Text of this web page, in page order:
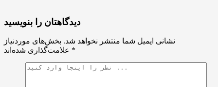
دیدگاهتان را بنویسید
نشانی ایمیل شما منتشر نخواهد شد. بخش‌های موردنیاز
*